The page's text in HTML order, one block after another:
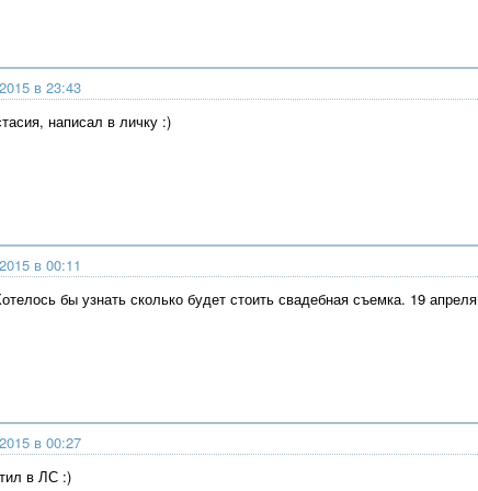
в 23:43
написал в личку :)
в 00:11
бы узнать сколько будет стоить свадебная съемка. 19 апреля
в 00:27
в ЛС :)